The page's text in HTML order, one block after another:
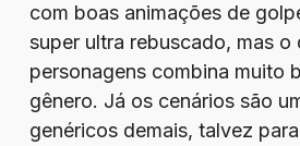
com boas animações de
super ultra rebuscado, mas o
personagens combina muito
gênero. Já os cenários são
genéricos demais, talvez